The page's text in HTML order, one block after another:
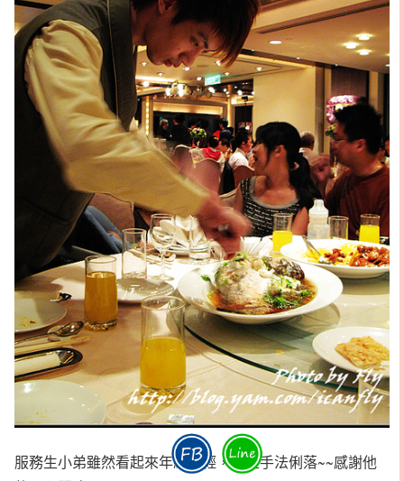
服務生小弟雖然看起來年紀輕輕，但是手法俐落~~感謝他